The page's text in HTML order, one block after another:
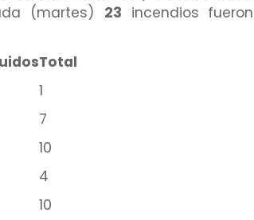
(martes) 23 incendios fueron
Total
1
7
10
4
10